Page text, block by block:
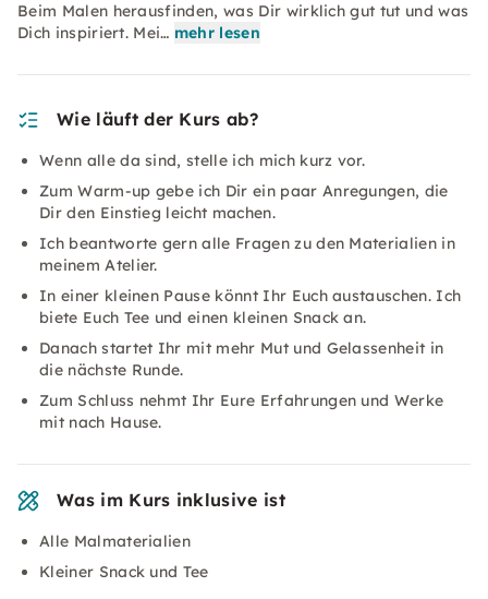
Beim Malen herausfinden, was Dir wirklich gut tut und was
Dich inspiriert. Mei… mehr lesen
Wie läuft der Kurs ab?
Wenn alle da sind, stelle ich mich kurz vor.
Zum Warm-up gebe ich Dir ein paar Anregungen, die
Dir den Einstieg leicht machen.
Ich beantworte gern alle Fragen zu den Materialien in
meinem Atelier.
In einer kleinen Pause könnt Ihr Euch austauschen. Ich
biete Euch Tee und einen kleinen Snack an.
Danach startet Ihr mit mehr Mut und Gelassenheit in
die nächste Runde.
Zum Schluss nehmt Ihr Eure Erfahrungen und Werke
mit nach Hause.
Was im Kurs inklusive ist
Alle Malmaterialien
Kleiner Snack und Tee